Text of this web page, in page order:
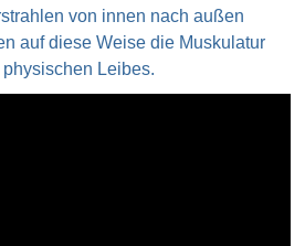
von innen nach außen
auf diese Weise die Muskulatur
Leibes.